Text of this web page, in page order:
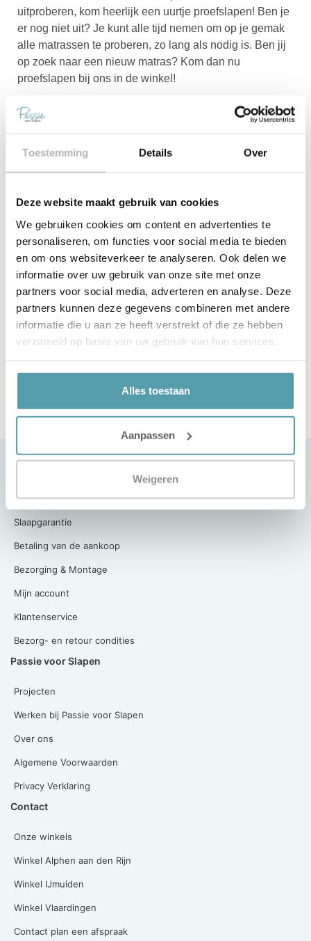
Toestemming Details Over
Deze website maakt gebruik van cookies
We gebruiken cookies om content en advertenties te
personaliseren, om functies voor social media te bieden
en om ons websiteverkeer te analyseren. Ook delen we
informatie over uw gebruik van onze site met onze
partners voor social media, adverteren en analyse. Deze
partners kunnen deze gegevens combineren met andere
informatie die u aan ze heeft verstrekt of die ze hebben
verzameld op basis van uw gebruik van hun services.
Alles toestaan
Aanpassen
Weigeren
uitproberen, kom heerlijk een uurtje proefslapen! Ben je
er nog niet uit? Je kunt alle tijd nemen om op je gemak
alle matrassen te proberen, zo lang als nodig is. Ben jij
op zoek naar een nieuw matras? Kom dan nu
proefslapen bij ons in de winkel!
Slaapadvies
combinatie met een slaapadvies! Je komt er misschien
je klaar om tot in detail uit te leggen op welk matras je
ligt, wat uniek is aan dat matras en of dit matras
ergonomisch gezien bij je past. Samen met een van
onze slaapexperts vind je altijd een matras dat optimaal
bij jouw lichaam past. Het slaapadvies is altijd geheel
vrijblijvend, en geeft je een heel duidelijk beeld van
waar jij op zou moeten letten en wat wel en niet bij je
past. Ben jij op zoek naar een nieuw matras? Kom dan
even langs, of maak alvast een afspraak met een van
onze slaapexperts, dan weet je zeker dat we tijd voor je
Contact
Slaapgarantie
Betaling van de aankoop
Bezorging & Montage
Mijn account
Klantenservice
Bezorg- en retour condities
Passie voor Slapen
Projecten
Werken bij Passie voor Slapen
Over ons
Algemene Voorwaarden
Privacy Verklaring
Contact
Onze winkels
Winkel Alphen aan den Rijn
Winkel IJmuiden
Winkel Vlaardingen
Contact plan een afspraak